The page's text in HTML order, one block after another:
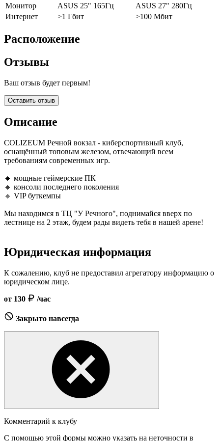
Монитор
ASUS 25" 165Гц
ASUS 27" 280Гц
Интернет
>1 Гбит >100 Мбит
Расположение
Отзывы
Ваш отзыв будет первым!
Оставить отзыв
Описание
COLIZEUM Речной вокзал - киберспортивный клуб,
оснащённый топовым железом, отвечающий всем
требованиям современных игр.
🔸 мощные геймерские ПК
🔸 консоли последнего поколения
🔸 VIP буткемпы
Мы находимся в ТЦ "У Речного", поднимайся вверх по
лестнице на 2 этаж, будем рады видеть тебя в нашей арене!
Юридическая информация
К сожалению, клуб не предоставил агрегатору информацию о
юридическом лице.
от 130 /час
Закрыто навсегда
Комментарий к клубу
С помощью этой формы можно указать на неточности в